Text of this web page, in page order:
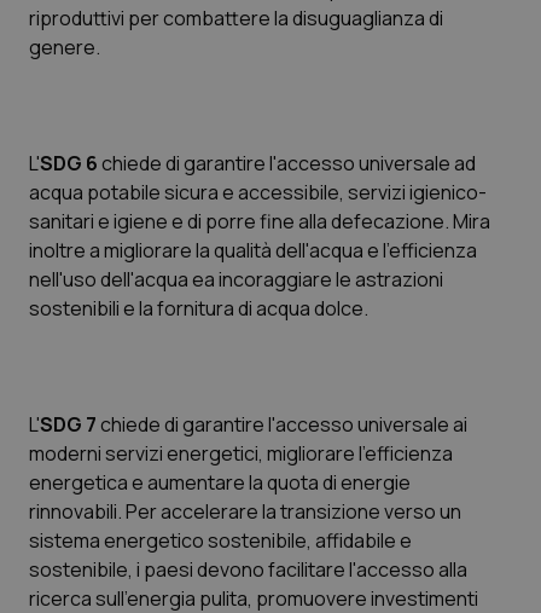
Sardegna
Umbria
Valle D’Aosta
Malattia di Crohn & Rettocolite Ulcerosa
Oftalmologia
Oncodermatologia
Psoriasi & pelle
Quotidiano Cardiologia
Quotidiano Chirurgia
riproduttivi per combattere la disuguaglianza di
genere.
L'SDG 6chiede di garantire l'accesso universale ad
acqua potabile sicura e accessibile, servizi igienico-
sanitari e igiene e di porre fine alla defecazione. Mira
inoltre a migliorare la qualità dell'acqua e l'efficienza
nell'uso dell'acqua ea incoraggiare le astrazioni
sostenibili e la fornitura di acqua dolce.
L'SDG 7chiede di garantire l'accesso universale ai
moderni servizi energetici, migliorare l'efficienza
energetica e aumentare la quota di energie
rinnovabili. Per accelerare la transizione verso un
sistema energetico sostenibile, affidabile e
sostenibile, i paesi devono facilitare l'accesso alla
ricerca sull'energia pulita, promuovere investimenti